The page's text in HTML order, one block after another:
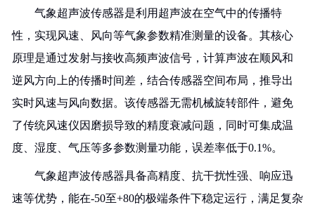
气象超声波传感器是利用超声波在空气中的传播特
性，实现风速、风向等气象参数精准测量的设备。其核心
原理是通过发射与接收高频声波信号，计算声波在顺风和
逆风方向上的传播时间差，结合传感器空间布局，推导出
实时风速与风向数据。该传感器无需机械旋转部件，避免
了传统风速仪因磨损导致的精度衰减问题，同时可集成温
度、湿度、气压等多参数测量功能，误差率低于0.1%。
气象超声波传感器具备高精度、抗干扰性强、响应迅
速等优势，能在-50至+80的极端条件下稳定运行，满足复杂